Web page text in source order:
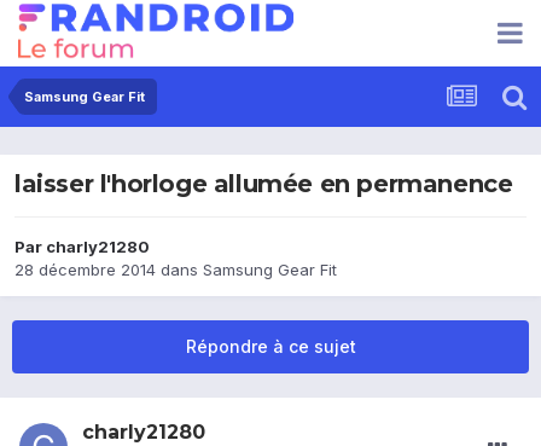
Samsung Gear Fit
laisser l'horloge allumée en permanence
Par charly21280
28 décembre 2014 dans Samsung Gear Fit
Répondre à ce sujet
charly21280